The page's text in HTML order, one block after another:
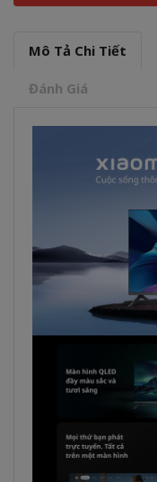
Mô Tả Chi Tiết
Đánh Giá